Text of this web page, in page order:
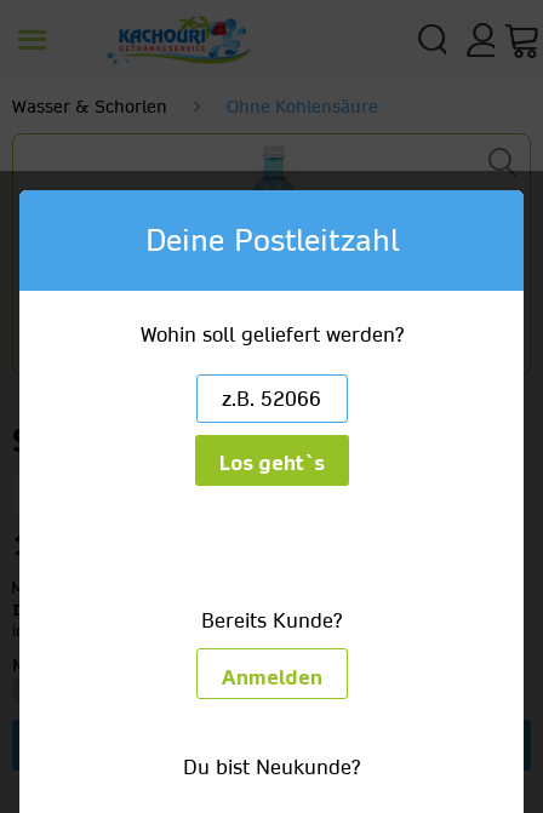
Wasser & Schorlen Ohne Kohlensäure
Selters Mineralwasser Naturell
12 x 0,75l Gourmet Gastro Glas
15,49 €
MEHRWEG
Inhalt:
6 Liter (2,58 € / 1 Liter)
inkl. MwSt.
zzgl. Versandkosten
Menge:
Deine Postleitzahl
Wohin soll geliefert werden?
Los geht`s
Bereits Kunde?
Anmelden
Du bist Neukunde?